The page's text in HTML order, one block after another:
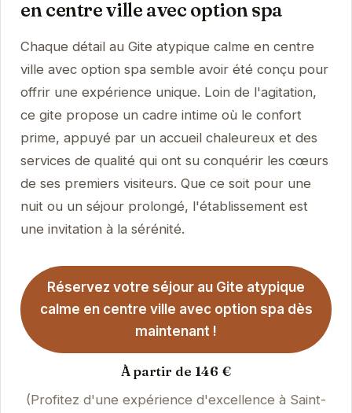
en centre ville avec option spa
Chaque détail au Gite atypique calme en centre
ville avec option spa semble avoir été conçu pour
offrir une expérience unique. Loin de l'agitation,
ce gite propose un cadre intime où le confort
prime, appuyé par un accueil chaleureux et des
services de qualité qui ont su conquérir les cœurs
de ses premiers visiteurs. Que ce soit pour une
nuit ou un séjour prolongé, l'établissement est
une invitation à la sérénité.
Réservez votre séjour au Gite atypique
calme en centre ville avec option spa dès
maintenant !
À partir de 146 €
(Profitez d'une expérience d'excellence à Saint-